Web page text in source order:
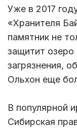
Уже в 2017
«Хранителя
памятник не
защитит озеро
загрязнения,
Ольхон еще
В популярной
Сибирская